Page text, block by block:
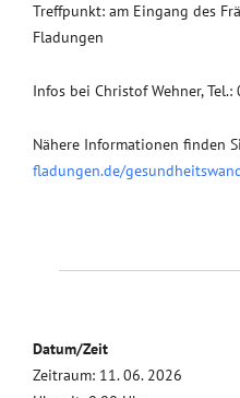
Treffpunkt: am Eingang des
Fladungen
Infos bei Christof Wehner,
Nähere Informationen finden
fladungen.de/
Datum/Zeit
Zeitraum: 11. 06. 2026